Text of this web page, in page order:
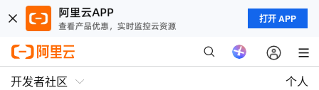
打开 APP
开发者社区 个人